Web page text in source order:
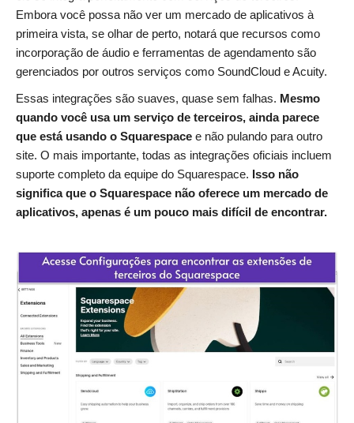
Embora você possa não ver um mercado de aplicativos à
primeira vista, se olhar de perto, notará que recursos como
incorporação de áudio e ferramentas de agendamento são
gerenciados por outros serviços como SoundCloud e Acuity.
Essas integrações são suaves, quase sem falhas. Mesmo
quando você usa um serviço de terceiros, ainda parece
que está usando o Squarespace e não pulando para outro
site. O mais importante, todas as integrações oficiais incluem
suporte completo da equipe do Squarespace. Isso não
significa que o Squarespace não oferece um mercado de
aplicativos, apenas é um pouco mais difícil de encontrar.